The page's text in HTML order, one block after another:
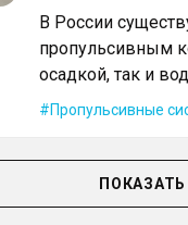
В России
пропульсивным
осадкой, так и
Пропульсивные